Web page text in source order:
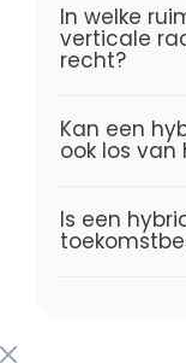
In welke
verticale
recht?
Kan een
ook los
Is een